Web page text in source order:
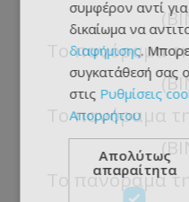
Το πανόραμα
Το πανόραμα
Το πανόραμα
συμφέρον αντί
δικαίωμα να
διαφήμισης.
συγκατάθεσή σας
στις Ρυθμίσεις
Απορρήτου
Απολύτως
απαραίτητα